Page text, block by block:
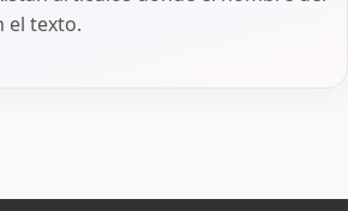
el texto.